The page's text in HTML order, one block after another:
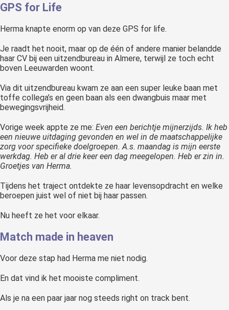
GPS for Life
Herma knapte enorm op van deze GPS for life.
Je raadt het nooit, maar op de één of andere manier belandde
haar CV bij een uitzendbureau in Almere, terwijl ze toch echt
boven Leeuwarden woont.
Via dit uitzendbureau kwam ze aan een super leuke baan met
toffe collega’s en geen baan als een dwangbuis maar met
bewegingsvrijheid.
Vorige week appte ze me: Even een berichtje mijnerzijds. Ik heb
een nieuwe uitdaging gevonden en wel in de maatschappelijke
zorg voor specifieke doelgroepen. A.s. maandag is mijn eerste
werkdag. Heb er al drie keer een dag meegelopen. Heb er zin in.
Groetjes van Herma.
Tijdens het traject ontdekte ze haar levensopdracht en welke
beroepen juist wel of niet bij haar passen.
Nu heeft ze het voor elkaar.
Match made in heaven
Voor deze stap had Herma me niet nodig.
En dat vind ik het mooiste compliment.
Als je na een paar jaar nog steeds right on track bent.